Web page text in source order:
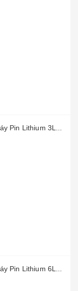
Pin Lithium 3L...
Pin Lithium 6L...